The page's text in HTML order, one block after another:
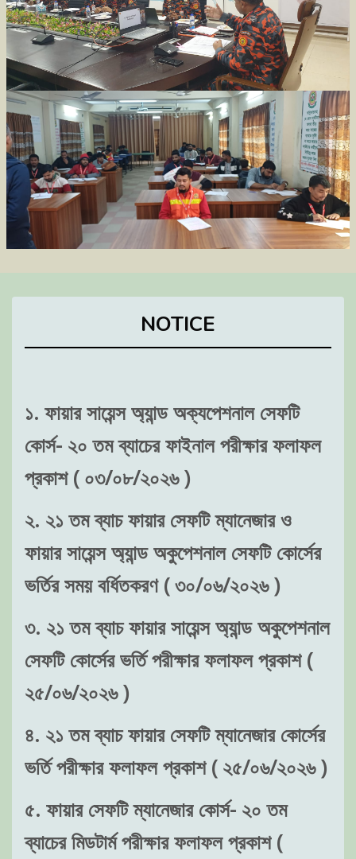
NOTICE
১. ফায়ার সায়েন্স অ্যান্ড অক্যপেশনাল সেফটি
কোর্স- ২০ তম ব্যাচের ফাইনাল পরীক্ষার ফলাফল
প্রকাশ ( ০৩/০৮/২০২৬ )
২. ২১ তম ব্যাচ ফায়ার সেফটি ম্যানেজার ও
ফায়ার সায়েন্স অ্যান্ড অকুপেশনাল সেফটি কোর্সের
ভর্তির সময় বর্ধিতকরণ ( ৩০/০৬/২০২৬ )
৩. ২১ তম ব্যাচ ফায়ার সায়েন্স অ্যান্ড অকুপেশনাল
সেফটি কোর্সের ভর্তি পরীক্ষার ফলাফল প্রকাশ (
২৫/০৬/২০২৬ )
৪. ২১ তম ব্যাচ ফায়ার সেফটি ম্যানেজার কোর্সের
ভর্তি পরীক্ষার ফলাফল প্রকাশ ( ২৫/০৬/২০২৬ )
৫. ফায়ার সেফটি ম্যানেজার কোর্স- ২০ তম
ব্যাচের মিডটার্ম পরীক্ষার ফলাফল প্রকাশ (